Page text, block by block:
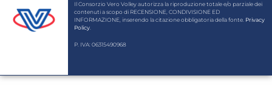
Il Consorzio Vero Volley autorizza la riproduzione totale e/o parziale dei
contenuti a scopo di RECENSIONE, CONDIVISIONE ED
INFORMAZIONE, inserendo la citazione obbligatoria della fonte. Privacy
Policy.
P. IVA: 06315490968